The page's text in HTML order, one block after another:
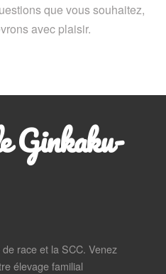
que vous souhaitez,
avec plaisir.
Ginkaku-
race et la SCC. Venez
élevage familial